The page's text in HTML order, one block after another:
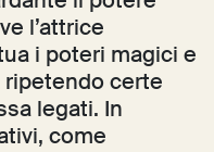
l’attrice
i poteri magici e
certe
legati. In
come